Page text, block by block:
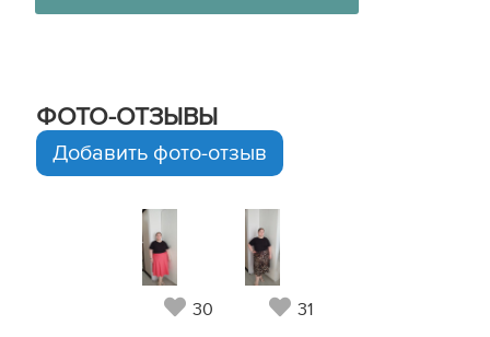
ФОТО-ОТЗЫВЫ
Добавить фото-отзыв
30 31